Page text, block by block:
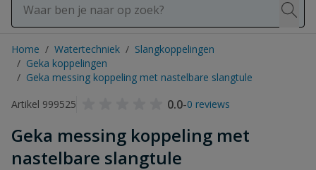
Home / Watertechniek / Slangkoppelingen
/ Geka koppelingen
/ Geka messing koppeling met nastelbare slangtule
Artikel 999525
0.0-0 reviews
Geka messing koppeling met
nastelbare slangtule